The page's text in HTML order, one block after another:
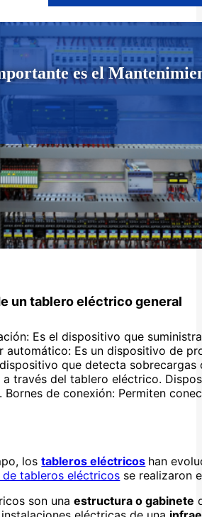
es el
un tablero eléctrico general
Es el dispositivo que
automático: Es un dispositivo de
que detecta
través del tablero eléctrico.
de conexión: Permiten
lostableros eléctricos han
tableros eléctricos se realizaron
son unaestructura o gabinete